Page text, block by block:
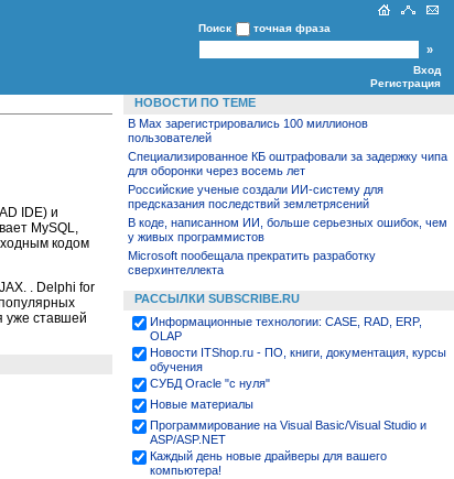
Поиск точная фраза
Вход
Регистрация
IDE) и
MySQL,
кодом
. Delphi for
уже ставшей
НОВОСТИ ПО ТЕМЕ
В Max зарегистрировались 100 миллионов
пользователей
Специализированное КБ оштрафовали за задержку чипа
для оборонки через восемь лет
Российские ученые создали ИИ‑систему для
предсказания последствий землетрясений
В коде, написанном ИИ, больше серьезных ошибок, чем
у живых программистов
Microsoft пообещала прекратить разработку
сверхинтеллекта
РАССЫЛКИ SUBSCRIBE.RU
Информационные технологии: CASE, RAD, ERP,
OLAP
Новости ITShop.ru - ПО, книги, документация, курсы
обучения
СУБД Oracle "с нуля"
Новые материалы
Программирование на Visual Basic/Visual Studio и
ASP/ASP.NET
Каждый день новые драйверы для вашего
компьютера!